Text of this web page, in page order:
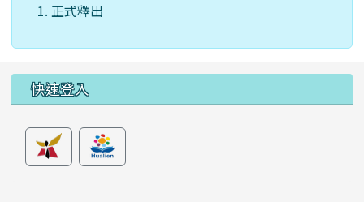
正式釋出
左邊區域內容
快速登入